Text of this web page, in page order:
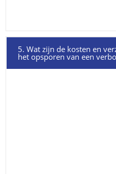
5. Wat zijn de kosten en
het opsporen van een